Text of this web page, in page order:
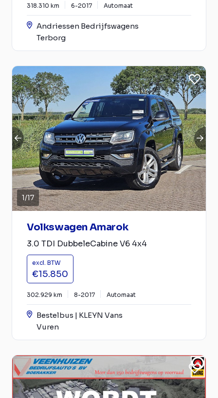
318.310 km 6-2017 Automaat
Andriessen Bedrijfswagens
Terborg
1/17
Volkswagen Amarok
3.0 TDI DubbeleCabine V6 4x4
excl. BTW
€15.850
302.929 km 8-2017 Automaat
Bestelbus | KLEYN Vans
Vuren